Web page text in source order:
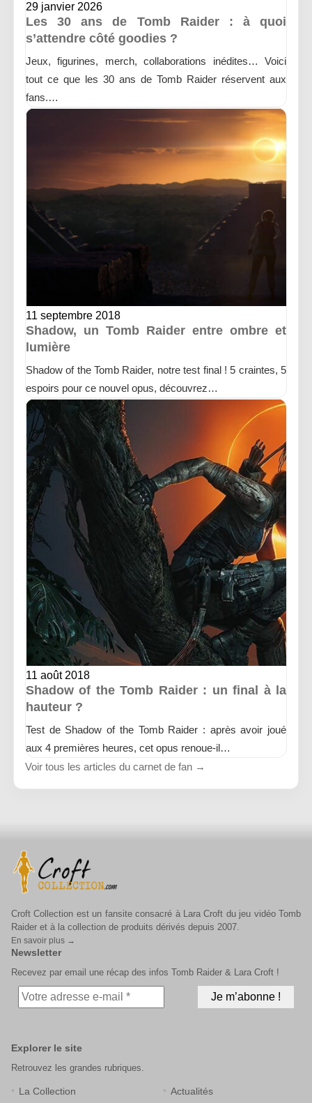
29 janvier 2026
Les 30 ans de Tomb Raider : à quoi
s’attendre côté goodies ?
Jeux, figurines, merch, collaborations inédites… Voici
tout ce que les 30 ans de Tomb Raider réservent aux
fans.…
11 septembre 2018
Shadow, un Tomb Raider entre ombre et
lumière
Shadow of the Tomb Raider, notre test final ! 5 craintes, 5
espoirs pour ce nouvel opus, découvrez…
11 août 2018
Shadow of the Tomb Raider : un final à la
hauteur ?
Test de Shadow of the Tomb Raider : après avoir joué
aux 4 premières heures, cet opus renoue-il…
Voir tous les articles du carnet de fan →
Croft Collection est un fansite consacré à Lara Croft du jeu vidéo Tomb
Raider et à la collection de produits dérivés depuis 2007.
En savoir plus →
Newsletter
Recevez par email une récap des infos Tomb Raider & Lara Croft !
Explorer le site
Retrouvez les grandes rubriques.
La Collection Actualités